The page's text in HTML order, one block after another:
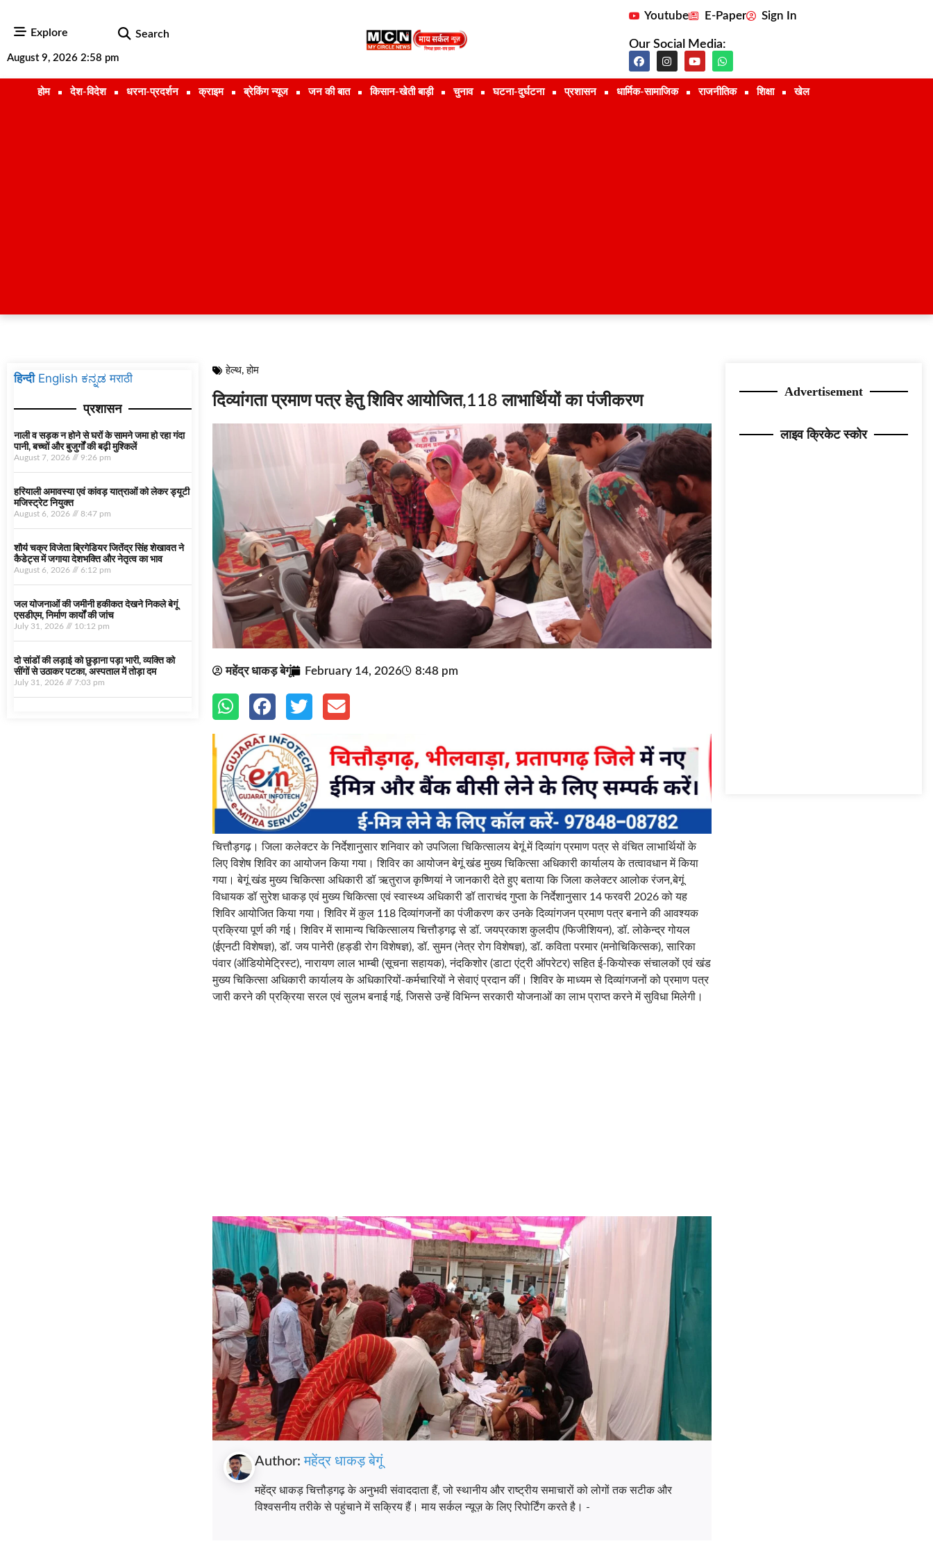
Explore Search
August 9, 2026 2:58 pm
Youtube E-Paper Sign In
Our Social Media:
होम देश-विदेश धरना-प्रदर्शन क्राइम ब्रेकिंग न्यूज जन की बात किसान-खेती बाड़ी चुनाव घटना-दुर्घटना प्रशासन धार्मिक-सामाजिक राजनीतिक शिक्षा खेल
हिन्दी English ಕನ್ನಡ मराठी
प्रशासन
नाली व सड़क न होने से घरों के सामने जमा हो रहा गंदा
पानी, बच्चों और बुजुर्गों की बढ़ी मुश्किलें
August 7, 2026 9:26 pm
हरियाली अमावस्या एवं कांवड़ यात्राओं को लेकर ड्यूटी
मजिस्ट्रेट नियुक्त
August 6, 2026 8:47 pm
शौर्य चक्र विजेता ब्रिगेडियर जितेंद्र सिंह शेखावत ने
कैडेट्स में जगाया देशभक्ति और नेतृत्व का भाव
August 6, 2026 6:12 pm
जल योजनाओं की जमीनी हकीकत देखने निकले बेगूं
एसडीएम, निर्माण कार्यों की जांच
July 31, 2026 10:12 pm
दो सांडों की लड़ाई को छुड़ाना पड़ा भारी, व्यक्ति को
सींगों से उठाकर पटका, अस्पताल में तोड़ा दम
July 31, 2026 7:03 pm
हेल्थ,होम
दिव्यांगता प्रमाण पत्र हेतु शिविर आयोजित,118 लाभार्थियों का पंजीकरण
महेंद्र धाकड़ बेगूं February 14, 2026 8:48 pm
चित्तौड़गढ़। जिला कलेक्टर के निर्देशानुसार शनिवार को उपजिला चिकित्सालय बेगूं में दिव्यांग प्रमाण पत्र से वंचित लाभार्थियों के
लिए विशेष शिविर का आयोजन किया गया। शिविर का आयोजन बेगूं खंड मुख्य चिकित्सा अधिकारी कार्यालय के तत्वावधान में किया
गया। बेगूं खंड मुख्य चिकित्सा अधिकारी डॉ ऋतुराज कृष्णियां ने जानकारी देते हुए बताया कि जिला कलेक्टर आलोक रंजन,बेगूं
विधायक डॉ सुरेश धाकड़ एवं मुख्य चिकित्सा एवं स्वास्थ्य अधिकारी डॉ ताराचंद गुप्ता के निर्देशानुसार 14 फरवरी 2026 को यह
शिविर आयोजित किया गया। शिविर में कुल 118 दिव्यांगजनों का पंजीकरण कर उनके दिव्यांगजन प्रमाण पत्र बनाने की आवश्यक
प्रक्रिया पूर्ण की गई। शिविर में सामान्य चिकित्सालय चित्तौड़गढ़ से डॉ. जयप्रकाश कुलदीप (फिजीशियन), डॉ. लोकेन्द्र गोयल
(ईएनटी विशेषज्ञ), डॉ. जय पानेरी (हड्डी रोग विशेषज्ञ), डॉ. सुमन (नेत्र रोग विशेषज्ञ), डॉ. कविता परमार (मनोचिकित्सक), सारिका
पंवार (ऑडियोमेट्रिस्ट), नारायण लाल भाम्बी (सूचना सहायक), नंदकिशोर (डाटा एंट्री ऑपरेटर) सहित ई-कियोस्क संचालकों एवं खंड
मुख्य चिकित्सा अधिकारी कार्यालय के अधिकारियों-कर्मचारियों ने सेवाएं प्रदान कीं। शिविर के माध्यम से दिव्यांगजनों को प्रमाण पत्र
जारी करने की प्रक्रिया सरल एवं सुलभ बनाई गई, जिससे उन्हें विभिन्न सरकारी योजनाओं का लाभ प्राप्त करने में सुविधा मिलेगी।
Author:महेंद्र धाकड़ बेगूं
महेंद्र धाकड़ चित्तौड़गढ़ के अनुभवी संवाददाता हैं, जो स्थानीय और राष्ट्रीय समाचारों को लोगों तक सटीक और
विश्वसनीय तरीके से पहुंचाने में सक्रिय हैं। माय सर्कल न्यूज़ के लिए रिपोर्टिंग करते है। -
Advertisement
लाइव क्रिकेट स्कोर